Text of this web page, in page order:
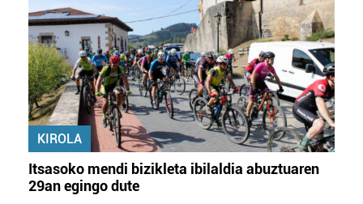
KIROLA
Itsasoko mendi bizikleta ibilaldia abuztuaren
29an egingo dute